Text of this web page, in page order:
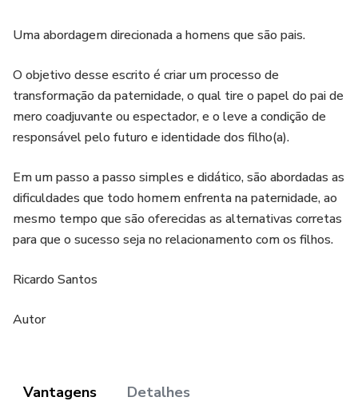
Uma abordagem direcionada a homens que são pais.
O objetivo desse escrito é criar um processo de
transformação da paternidade, o qual tire o papel do pai de
mero coadjuvante ou espectador, e o leve a condição de
responsável pelo futuro e identidade dos filho(a).
Em um passo a passo simples e didático, são abordadas as
dificuldades que todo homem enfrenta na paternidade, ao
mesmo tempo que são oferecidas as alternativas corretas
para que o sucesso seja no relacionamento com os filhos.
Ricardo Santos
Autor
Vantagens Detalhes